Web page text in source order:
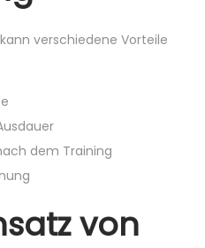
verschiedene Vorteile
dem Training
von